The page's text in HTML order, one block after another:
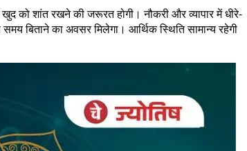
को शांत रखने की जरूरत होगी। नौकरी और व्यापार में धीरे-
बिताने का अवसर मिलेगा। आर्थिक स्थिति सामान्य रहेगी